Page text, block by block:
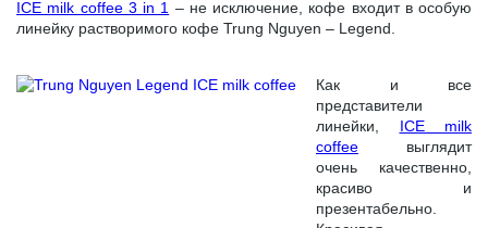
ICE milk coffee 3 in 1 – не исключение, кофе входит в особую
линейку растворимого кофе Trung Nguyen – Legend.
Как и все
представители
линейки, ICE milk
coffee выглядит
очень качественно,
красиво и
презентабельно.